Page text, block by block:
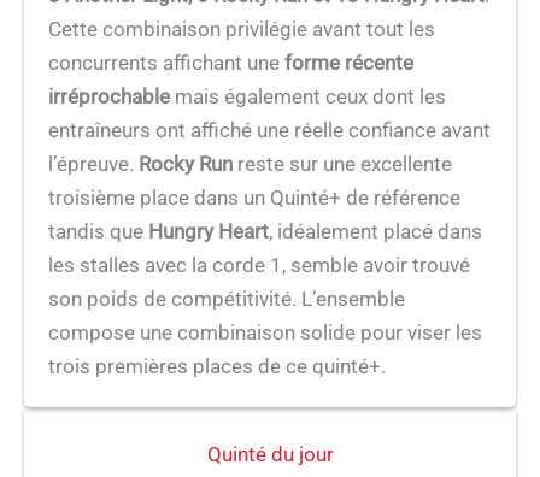
Cette combinaison privilégie avant tout les
concurrents affichant une forme récente
irréprochable mais également ceux dont les
entraîneurs ont affiché une réelle confiance avant
l’épreuve. Rocky Run reste sur une excellente
troisième place dans un Quinté+ de référence
tandis que Hungry Heart, idéalement placé dans
les stalles avec la corde 1, semble avoir trouvé
son poids de compétitivité. L’ensemble
compose une combinaison solide pour viser les
trois premières places de ce quinté+.
Quinté du jour